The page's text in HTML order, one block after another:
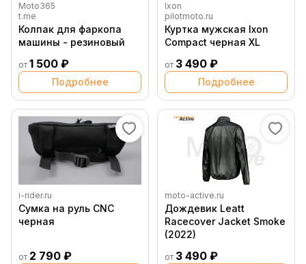
Moto365
t.me
Колпак для фаркопа
машины - резиновый
от 1 500 ₽
Подробнее
Ixon
pilotmoto.ru
Куртка мужская Ixon
Compact черная XL
от 3 490 ₽
Подробнее
i-rider.ru
Сумка на руль CNC
черная
от 2 790 ₽
moto-active.ru
Дождевик Leatt
Racecover Jacket Smoke
(2022)
от 3 490 ₽